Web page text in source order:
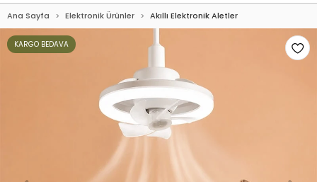
Ana Sayfa Elektronik Ürünler Akıllı Elektronik Aletler
KARGO BEDAVA